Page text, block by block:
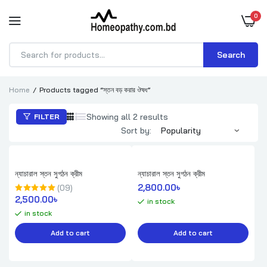
0
Products
Search
Home Products tagged “স্তন বড় করার ঔষধ”
FILTER Showing all 2 results
by
Sort by:
ন্যাচারাল স্তন সুগঠন ক্রীম
(09)
2,500.00৳
in stock
Add to cart
ন্যাচারাল স্তন সুগঠন ক্রীম
2,800.00৳
in stock
Add to cart